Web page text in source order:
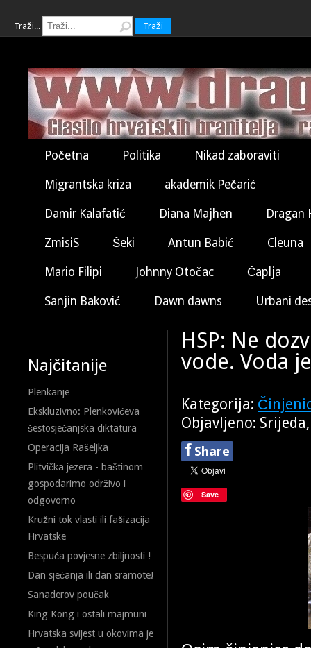
Traži... Traži
Početna Politika Nikad zaboraviti
Migrantska kriza akademik Pečarić
Damir Kalafatić Diana Majhen Dragan
ZmisiS Šeki Antun Babić Cleuna
Mario Filipi Johnny Otočac Čaplja
Sanjin Baković Dawn dawns Urbani
Najčitanije
Plenkanje
Ekskluzivno: Plenkovićeva
šestosječanjska diktatura
Operacija Rašeljka
Plitvička jezera - baštinom
gospodarimo održivo i
odgovorno
Kružni tok vlasti ili fašizacija
Hrvatske
Bespuća povjesne zbiljnosti !
Dan sjećanja ili dan sramote!
Sanaderov poučak
King Kong i ostali majmuni
Hrvatska svijest u okovima je
HSP: Ne
vode. Voda
Kategorija:
Objavljeno:
f Share
Save